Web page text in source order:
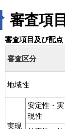
審査項
審査項目及び配点
審査区分
地域性
実現
安定性・実
現性